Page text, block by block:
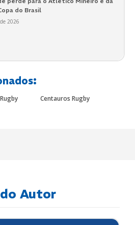
do Brasil
2026
Centauros Rugby
Autor